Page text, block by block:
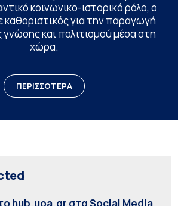
κοινωνικο-ιστορικό ρόλο, ο
καθοριστικός για την παραγωγή
γνώσης και πολιτισμού μέσα στη
χώρα.
ΠΕΡΙΣΣΟΤΕΡΑ
hub.uoa.gr στα Social Media